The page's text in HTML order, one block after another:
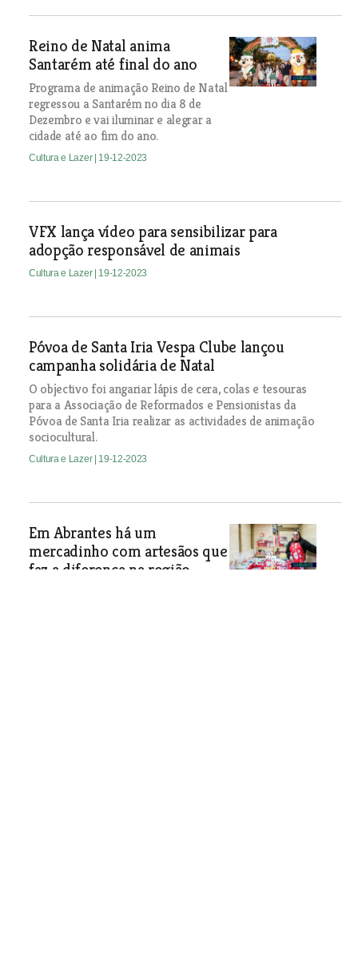
Reino de Natal anima
Santarém até final do ano
Programa de animação Reino de Natal
regressou a Santarém no dia 8 de
Dezembro e vai iluminar e alegrar a
cidade até ao fim do ano.
Cultura e Lazer | 19-12-2023
VFX lança vídeo para sensibilizar para
adopção responsável de animais
Cultura e Lazer | 19-12-2023
Póvoa de Santa Iria Vespa Clube lançou
campanha solidária de Natal
O objectivo foi angariar lápis de cera, colas e tesouras
para a Associação de Reformados e Pensionistas da
Póvoa de Santa Iria realizar as actividades de animação
sociocultural.
Cultura e Lazer | 19-12-2023
Em Abrantes há um
mercadinho com artesãos que
faz a diferença na região